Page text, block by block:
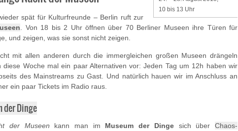
10 bis 13 Uhr
spät für Kulturfreunde – Berlin ruft zur
. Von 18 bis 2 Uhr öffnen über 70 Berliner Museen ihre Türen für
und zeigen, was sie sonst nicht zeigen.
mit allen anderen durch die immergleichen großen Museen drängeln
diese Woche mal ein paar Alternativen vor: Jeden Tag um 12h haben wir
des Mainstreams zu Gast. Und natürlich hauen wir im Anschluss an
ein paar Tickets im Radio raus.
der Dinge
der Museen kann man im Museum der Dingesich überChaos-